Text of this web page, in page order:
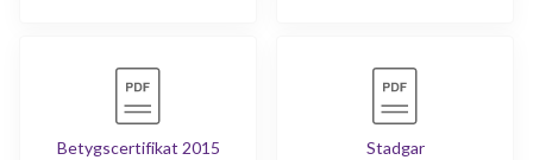
Betygscertifikat 2015 Stadgar